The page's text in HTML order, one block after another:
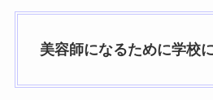
美容師になるために学校